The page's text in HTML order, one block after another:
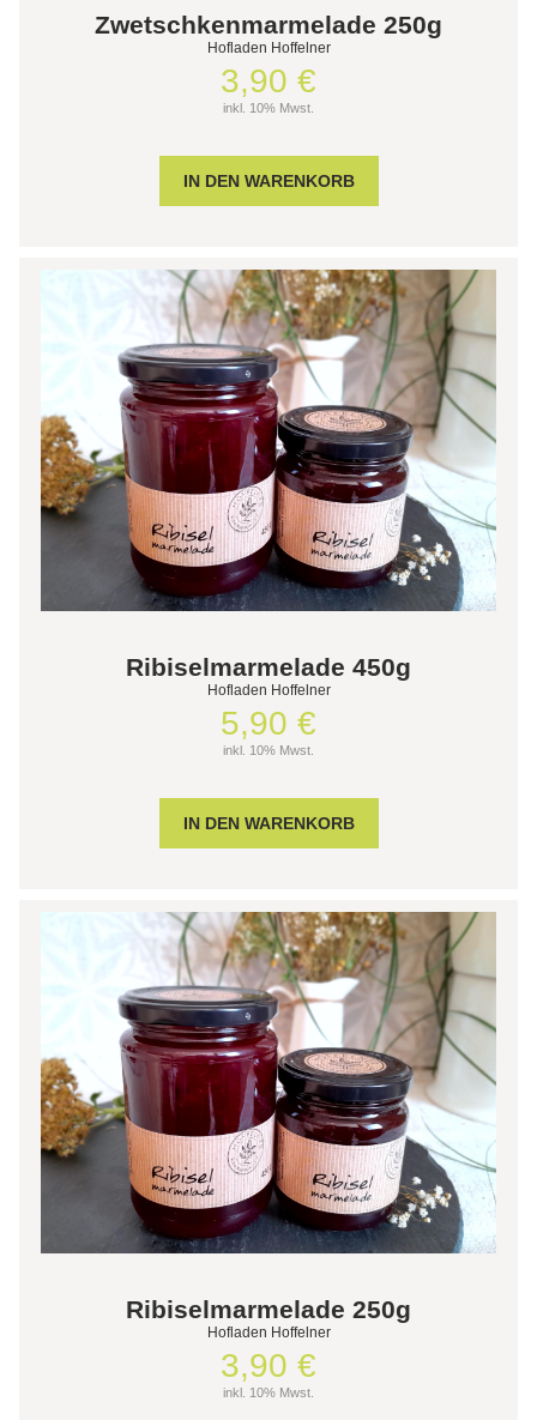
Zwetschkenmarmelade 250g
Hofladen Hoffelner
3,90 €
inkl. 10% Mwst.
Ribiselmarmelade 450g
Hofladen Hoffelner
5,90 €
inkl. 10% Mwst.
Ribiselmarmelade 250g
Hofladen Hoffelner
3,90 €
inkl. 10% Mwst.